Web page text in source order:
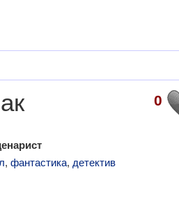
0
, фантастика, детектив